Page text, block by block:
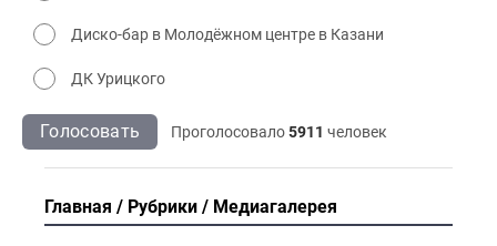
Диско-бар в Молодёжном центре в Казани
ДК Урицкого
Голосовать Проголосовало5911 человек
Главная Рубрики Медиагалерея